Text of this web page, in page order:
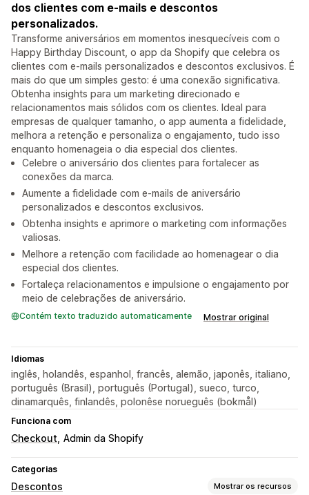
dos clientes com e-mails e descontos
personalizados.
Transforme aniversários em momentos inesquecíveis com o
Happy Birthday Discount, o app da Shopify que celebra os
clientes com e-mails personalizados e descontos exclusivos. É
mais do que um simples gesto: é uma conexão significativa.
Obtenha insights para um marketing direcionado e
relacionamentos mais sólidos com os clientes. Ideal para
empresas de qualquer tamanho, o app aumenta a fidelidade,
melhora a retenção e personaliza o engajamento, tudo isso
enquanto homenageia o dia especial dos clientes.
Celebre o aniversário dos clientes para fortalecer as
conexões da marca.
Aumente a fidelidade com e-mails de aniversário
personalizados e descontos exclusivos.
Obtenha insights e aprimore o marketing com informações
valiosas.
Melhore a retenção com facilidade ao homenagear o dia
especial dos clientes.
Fortaleça relacionamentos e impulsione o engajamento por
meio de celebrações de aniversário.
Contém texto traduzido automaticamente Mostrar original
Idiomas
inglês, holandês, espanhol, francês, alemão, japonês, italiano,
português (Brasil), português (Portugal), sueco, turco,
dinamarquês, finlandês, polonêse norueguês (bokmål)
Funciona com
Checkout Admin da Shopify
Categorias
Descontos Mostrar os recursos